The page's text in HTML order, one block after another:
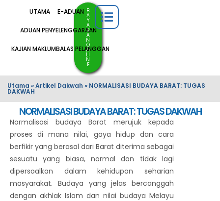
UTAMA E-ADUAN
ADUAN PENYELENGGARAAN
KAJIAN MAKLUMBALAS PELANGGAN
B
A
Y
A
R
A
N
O
N
LI
N
E
Utama »Artikel Dakwah » NORMALISASI BUDAYA BARAT: TUGAS
DAKWAH
NORMALISASI BUDAYA BARAT: TUGAS DAKWAH
Normalisasi budaya Barat merujuk kepada
proses di mana nilai, gaya hidup dan cara
berfikir yang berasal dari Barat diterima sebagai
sesuatu yang biasa, normal dan tidak lagi
dipersoalkan dalam kehidupan seharian
masyarakat. Budaya yang jelas bercanggah
dengan akhlak Islam dan nilai budaya Melayu